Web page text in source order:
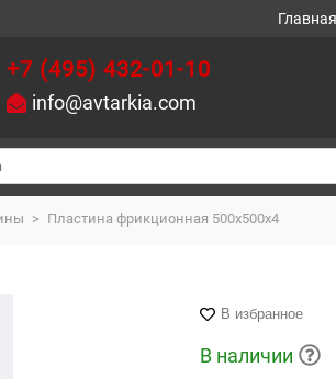
Главная
+7 (495) 432-01-10
info@avtarkia.com
> Пластина фрикционная 500х500х4
В избранное
В наличии